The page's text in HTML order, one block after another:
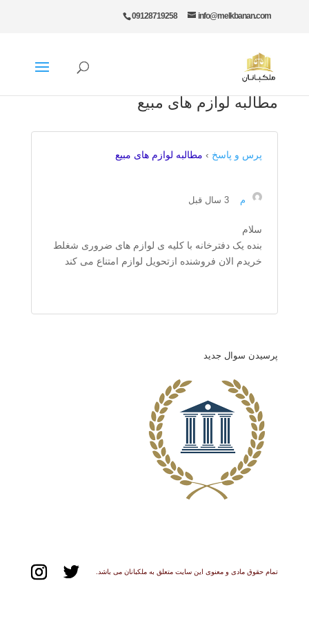
09128719258 info@melkbanan.com
مطالبه لوازم های مبیع
پرس و پاسخ › مطالبه لوازم های مبیع
م
سلام
بنده یک دفترخانه با کلیه ی لوازم های ضروری شغلط
خریدم الان فروشنده ازتحویل لوازم امتناع می کند
پرسیدن سوال جدید
تمام حقوق مادی و معنوی این سایت متعلق به ملکبانان می باشد.